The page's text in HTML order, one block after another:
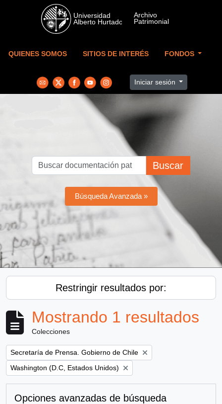
Skip to main content
QUIENES SOMOS SITIOS DE INTERÉS FONDOS
Iniciar sesión
Buscar
Búsqueda Avanzada »
Restringir resultados por:
Mostrando 1 resultados
Colecciones
Remove filter:
Secretaría de Prensa. Gobierno de Chile
Remove filter:
Washington (D.C, Estados Unidos)
Opciones avanzadas de búsqueda